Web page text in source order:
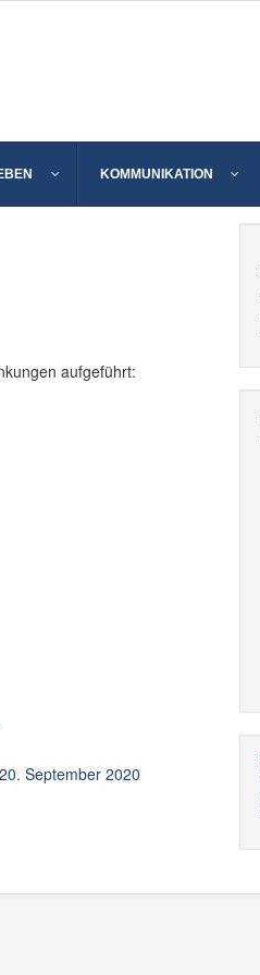
KOMMUNIKATION
aufgeführt:
September 2020